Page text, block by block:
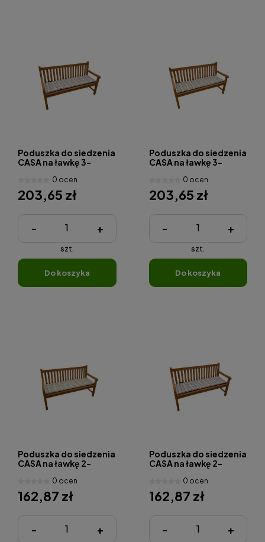
Poduszka do siedzenia
CASA na ławkę 3-
0 ocen
203,65 zł
- +
szt.
do koszyka
Poduszka do siedzenia
CASA na ławkę 3-
0 ocen
203,65 zł
- +
szt.
do koszyka
Poduszka do siedzenia
CASA na ławkę 2-
0 ocen
162,87 zł
- +
Poduszka do siedzenia
CASA na ławkę 2-
0 ocen
162,87 zł
- +